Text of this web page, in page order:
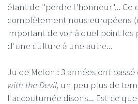
étant de "perdre l'honneur"... Ce
complètement nous européens
important de voir à quel point les
d'une culture à une autre...
Ju de Melon : 3 années ont passé
with the Devil, un peu plus de
l'accoutumée disons... Est-ce